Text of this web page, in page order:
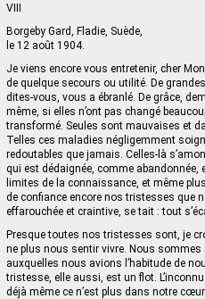
VIII
Borgeby Gard, Fladie, Suède,
le 12 août 1904.
Je viens encore vous entretenir, cher
de quelque secours ou utilité. De
dites-vous, vous a ébranlé. De grâce,
même, si elles n’ont pas changé
transformé. Seules sont mauvaises et
Telles ces maladies négligemment
redoutables que jamais. Celles-là
qui est dédaignée, comme abandonnée,
limites de la connaissance, et même
de confiance encore nos tristesses que
effarouchée et craintive, se tait : tout
Presque toutes nos tristesses sont, je
ne plus nous sentir vivre. Nous
auxquelles nous avions l’habitude de
tristesse, elle aussi, est un flot.
déjà même ce n’est plus dans notre